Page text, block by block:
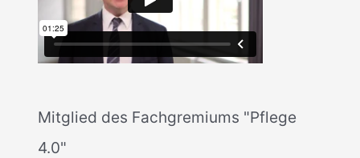
Mitglied des Fachgremiums "Pflege
4.0"